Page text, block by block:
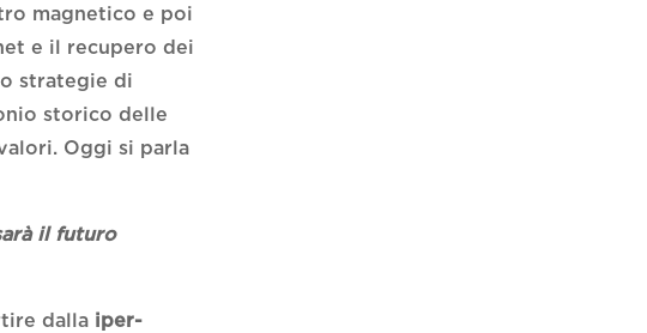
magnetico e poi
e il recupero dei
strategie di
storico delle
Oggi si parla
il futuro
dalla iper-